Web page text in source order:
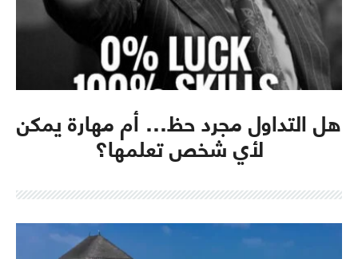
هل التداول مجرد حظ… أم مهارة يمكن
لأي شخص تعلمها؟